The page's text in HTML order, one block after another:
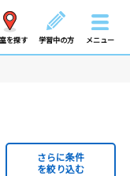
を探す 学習中の方 メニュー
さらに条件
を絞り込む